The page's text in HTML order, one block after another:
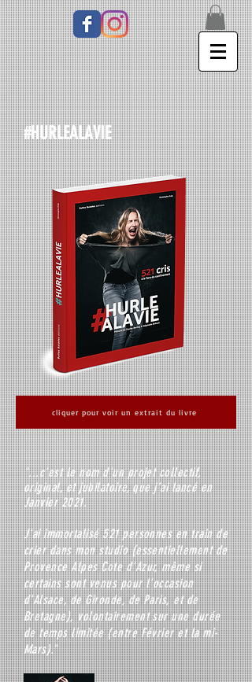
#HURLEALAVIE
cliquer pour voir un extrait du livre
"...c'est le nom d'un projet collectif,
original, et jubilatoire, que j’ai lancé en
Janvier 2021.
J'ai immortalisé 521 personnes en train de
crier dans mon studio (essentiellement de
Provence Alpes Cote d'Azur, même si
certains sont venus pour l'occasion
d'Alsace, de Gironde, de Paris, et de
Bretagne), volontairement sur une durée
de temps limitée (entre Février et la mi-
Mars)."